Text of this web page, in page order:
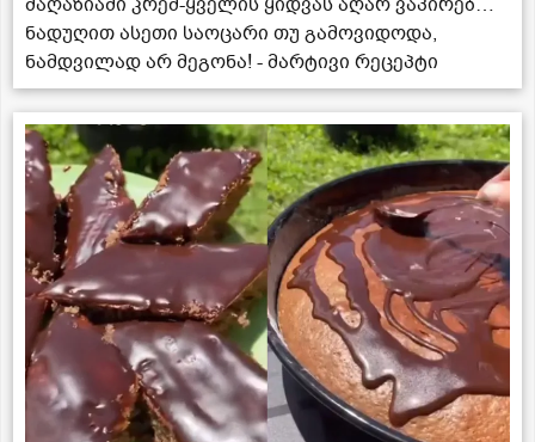
მაღაზიაში კრემ-ყველის ყიდვას აღარ ვაპირებ…
ნადუღით ასეთი საოცარი თუ გამოვიდოდა,
ნამდვილად არ მეგონა! - მარტივი რეცეპტი